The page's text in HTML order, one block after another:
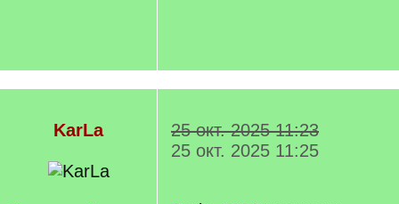
KarLa
25 окт. 2025 11:23
25 окт. 2025 11:25